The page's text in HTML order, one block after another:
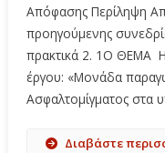
Απόφασης Περίληψη
προηγούμενης
πρακτικά 2. 1Ο ΘΕΜΑ
έργου: «Μονάδα
Ασφαλτοµίγµατος στα
Διαβάστε